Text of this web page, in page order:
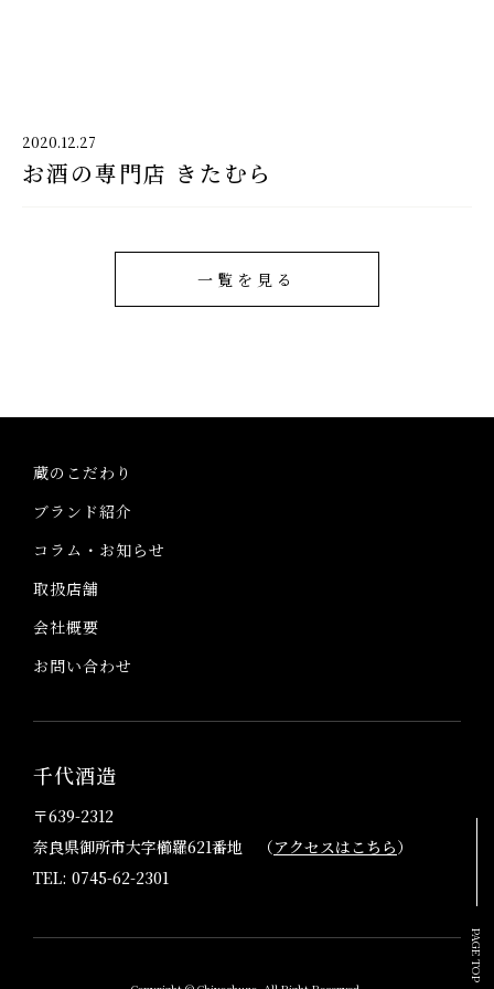
千代酒造トップ
ブランド紹介
お問い合わせ
2020.12.27
お酒の専門店 きたむら
一覧を見る
蔵のこだわり
ブランド紹介
コラム・お知らせ
取扱店舗
会社概要
お問い合わせ
千代酒造
〒639-2312
奈良県御所市大字櫛羅621番地 （アクセスはこちら）
TEL: 0745-62-2301
PAGE TOP